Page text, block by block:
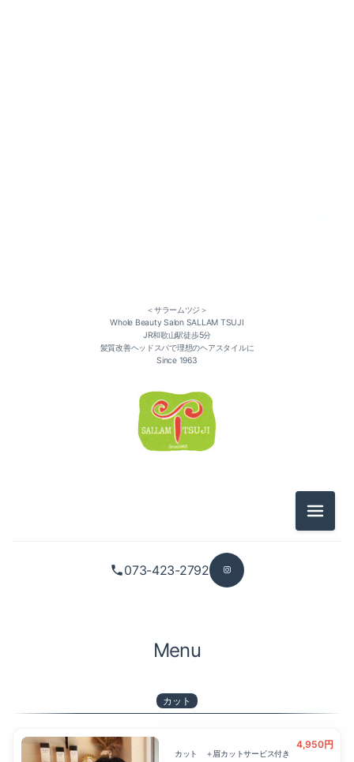
縮毛矯正（1）
トリートメント（3）
ヘッドスパ（4）
ヘアセット（2）
073-423-2792
＜サラームツジ＞
Whole Beauty Salon SALLAM TSUJI
JR和歌山駅徒歩5分
髪質改善ヘッドスパで理想のヘアスタイルに
Since 1963
トリートメント（3）
ヘッドスパ（4）
メニュ
Menu
カット
カット ＋眉カットサービス付き
4,950円